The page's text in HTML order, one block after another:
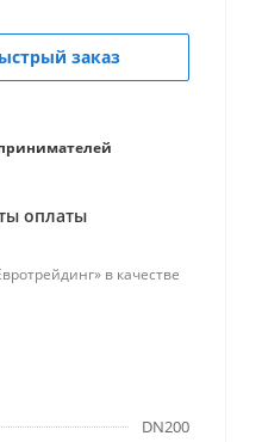
заказ
оплаты
в качестве
DN200